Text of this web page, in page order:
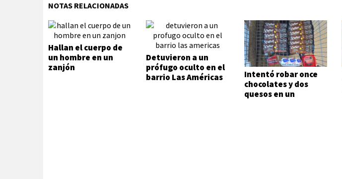
NOTAS RELACIONADAS
Hallan el cuerpo de
un hombre en un
zanjón
Detuvieron a un
prófugo oculto en el
barrio Las Américas
Intentó robar once
chocolates y dos
quesos en un